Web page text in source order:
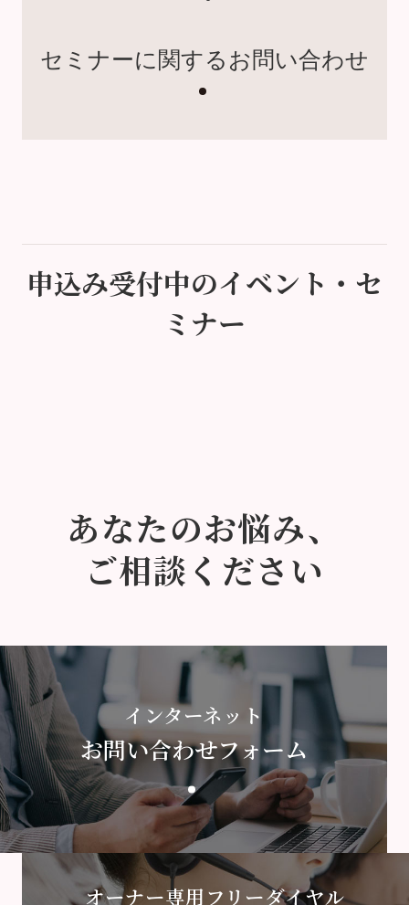
セミナーに関するお問い合わせ
申込み受付中のイベント・セ
ミナー
あなたのお悩み、
ご相談ください
インターネット
お問い合わせフォーム
オーナー専用フリーダイヤル